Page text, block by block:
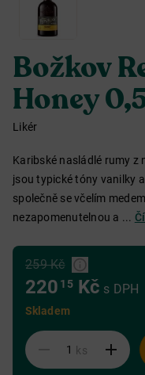
Božkov
Honey
Likér
Karibské nasládlé rumy z
jsou typické tóny vanilky
společně se včelím
nezapomenutelnou a ...
259 Kč
220 15Kč s DPH
Skladem
ks